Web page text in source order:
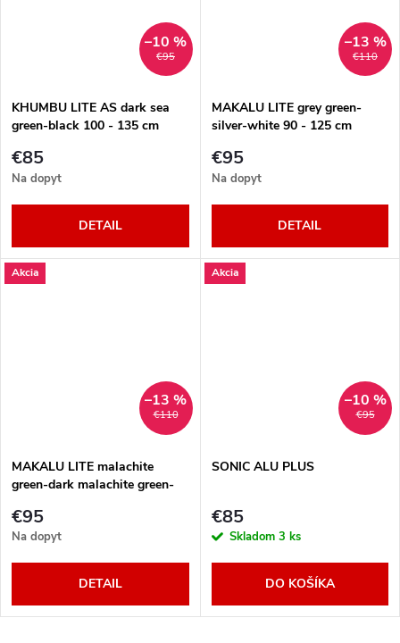
€95
–10 %
KHUMBU LITE AS dark sea
green-black 100 - 135 cm
€85
Na dopyt
DETAIL
€110
–13 %
MAKALU LITE grey green-
silver-white 90 - 125 cm
€95
Na dopyt
DETAIL
Akcia
€110
–13 %
MAKALU LITE malachite
green-dark malachite green-
€95
Na dopyt
DETAIL
Akcia
€95
–10 %
SONIC ALU PLUS
€85
Skladom 3 ks
DO KOŠÍKA